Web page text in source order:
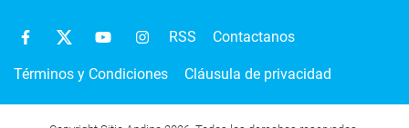
RSS Contactanos
Términos y Condiciones Cláusula de privacidad